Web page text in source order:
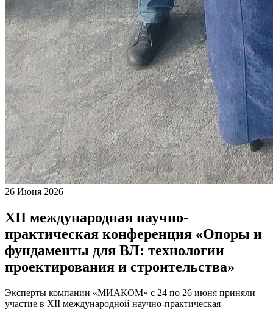
26 Июня 2026
XII международная научно-
практическая конференция «Опоры и
фундаменты для ВЛ: технологии
проектирования и строительства»
Эксперты компании «МИАКОМ» с 24 по 26 июня приняли
участие в XII международной научно-практическая